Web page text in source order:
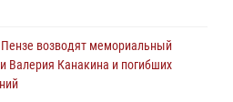
под реабилитационный центр
области подвели итоги
возводят мемориальный
Валерия Канакина и погибших